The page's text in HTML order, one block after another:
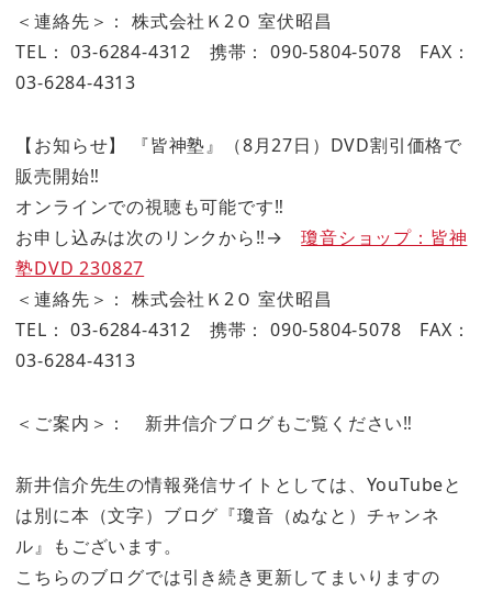
＜連絡先＞： 株式会社Ｋ2Ｏ 室伏昭昌
TEL： 03-6284-4312 携帯： 090-5804-5078 FAX：
03-6284-4313
【お知らせ】 『皆神塾』（8月27日）DVD割引価格で
販売開始‼
オンラインでの視聴も可能です‼
お申し込みは次のリンクから‼→瓊音ショップ：皆神
塾DVD 230827
＜連絡先＞： 株式会社Ｋ2Ｏ 室伏昭昌
TEL： 03-6284-4312 携帯： 090-5804-5078 FAX：
03-6284-4313
＜ご案内＞： 新井信介ブログもご覧ください‼
新井信介先生の情報発信サイトとしては、YouTubeと
は別に本（文字）ブログ『瓊音（ぬなと）チャンネ
ル』もございます。
こちらのブログでは引き続き更新してまいりますの